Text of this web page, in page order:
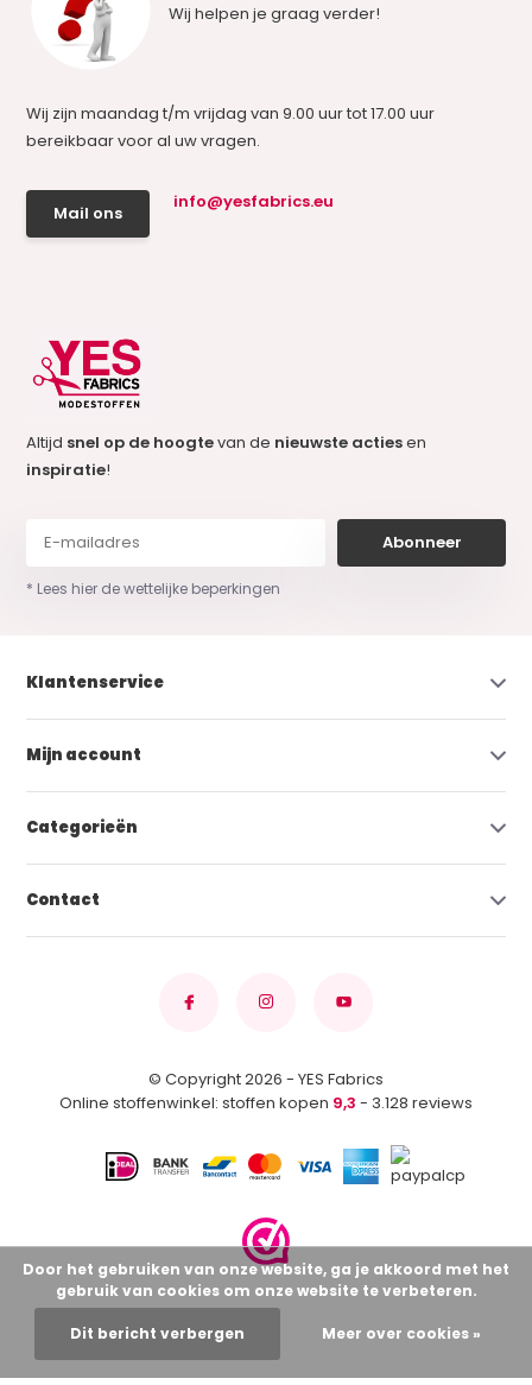
Wij helpen je graag verder!
Wij zijn maandag t/m vrijdag van 9.00 uur tot 17.00 uur
bereikbaar voor al uw vragen.
Mail ons
info@yesfabrics.eu
Altijd snel op de hoogtevan de nieuwste actiesen
inspiratie!
Abonneer
* Lees hier de wettelijke beperkingen
Klantenservice
Mijn account
Categorieën
Contact
© Copyright 2026 - YES Fabrics
Online stoffenwinkel: stoffen kopen 9,3 - 3.128 reviews
Door het gebruiken van onze website, ga je akkoord met het
gebruik van cookies om onze website te verbeteren.
Dit bericht verbergen Meer over cookies »